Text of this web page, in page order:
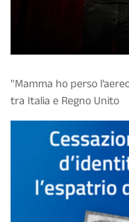
"Mamma ho perso
tra Italia e Regno Unito